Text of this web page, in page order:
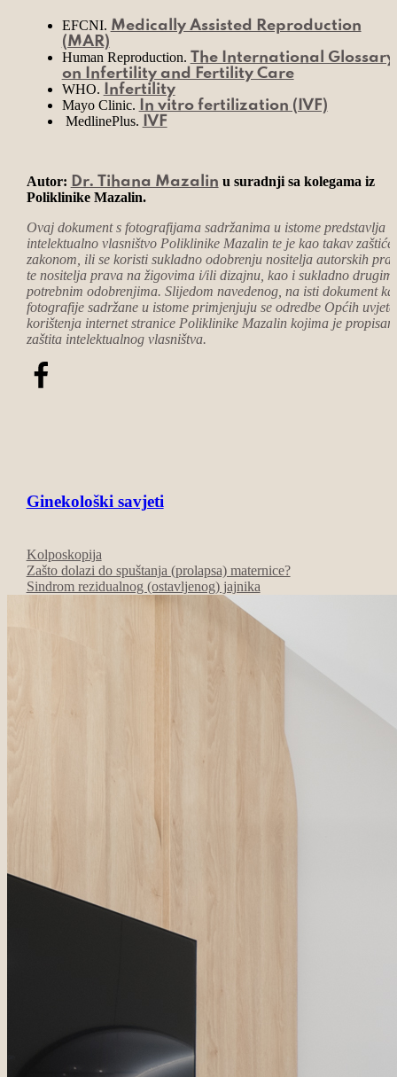
EFCNI. Medically Assisted Reproduction
(MAR)
Human Reproduction.
The International Glossary
on Infertility and Fertility Care
WHO. Infertility
Mayo Clinic. In vitro fertilization (IVF)
MedlinePlus. IVF
Autor: Dr. Tihana Mazalin u suradnji sa kolegama iz
Poliklinike Mazalin.
Ovaj dokument s fotografijama sadržanima u istome predstavlja
intelektualno vlasništvo Poliklinike Mazalin te je kao takav
zakonom, ili se koristi sukladno odobrenju nositelja autorskih
te nositelja prava na žigovima i/ili dizajnu, kao i sukladno drugim
potrebnim odobrenjima. Slijedom navedenog, na isti dokument
fotografije sadržane u istome primjenjuju se odredbe Općih uvjeta
korištenja internet stranice Poliklinike Mazalin kojima je
zaštita intelektualnog vlasništva.
Ginekološki savjeti
Kolposkopija
Zašto dolazi do spuštanja (prolapsa) maternice?
Sindrom rezidualnog (ostavljenog) jajnika